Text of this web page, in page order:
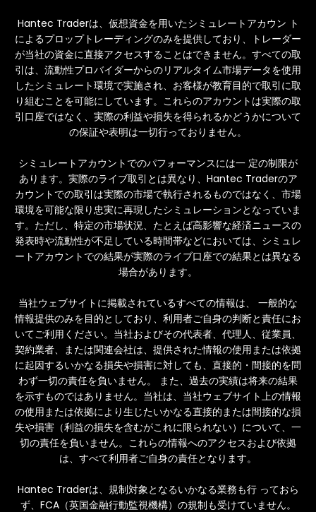
Hantec Traderは、仮想資金を用いたシミュレートアカウン ト
によるプロップトレーディングのみを提供しており、トレーダー
が当社の資金に直接アクセスすることはできません。すべての取
引は、流動性プロバイダーからのリアルタイム市場データを使用
したシミュレート環境で実施され、お客様が教育目的で取引に取
り組むことを可能にしています。これらのアカウントは実際の取
引口座ではなく、実際の利益や損失を得られるかどうかについて
の保証や表明は一切行っておりません。
シミュレートアカウントでのパフォーマンスには一 定の制限が
あります。実際のライブ取引とは異なり、Hantec Traderのア
カウントでの取引は実際の市場で執行されるものではなく、市場
環境を可能な限り忠実に再現したシミュレーションとなっていま
す。ただし、特定の市場状況、たとえば高影響な経済ニュースの
発表時や流動性が不足している時間帯などにおいては、シミュレ
ートアカウントでの結果が実際のライブ口座での結果とは異なる
場合があります。
当社ウェブサイトに掲載されているすべての情報は、 一般的な
情報提供のみを目的としており、利用者ご自身の判断と責任にお
いてご利用ください。当社およびその代表者、代理人、従業員、
契約業者、または関連会社は、提供された情報の使用または依拠
に起因するいかなる損失や損害に対しても、直接的・間接的を問
わず一切の責任を負いません。 また、過去の実績は将来の結果
を示すものではありません。当社は、当社ウェブサイト上の情報
の使用または依拠により生じたいかなる直接的または間接的な損
失や損害（利益の損失を含むがこれに限られない）について、一
切の責任を負いません。これらの情報へのアクセスおよび依拠
は、すべて利用者ご自身の責任となります。
Hantec Traderは、規制対象となるいかなる業務も行 っておら
ず、FCA（英国金融行動監視機構）の規制も受けていません。